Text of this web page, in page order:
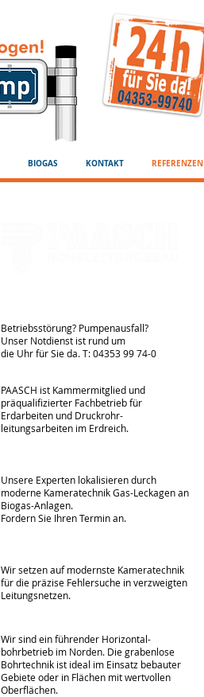
BIOGAS KONTAKT REFERENZEN
Betriebsstörung? Pumpenausfall?
Unser Notdienst ist rund um
die Uhr für Sie da. T: 04353 99 74-0
PAASCH ist Kammermitglied und
präqualifizierter Fachbetrieb für
Erdarbeiten und Druckrohr-
leitungsarbeiten im Erdreich.
Unsere Experten lokalisieren durch
moderne Kameratechnik Gas-Leckagen an
Biogas-Anlagen.
Fordern Sie Ihren Termin an.
Wir setzen auf modernste Kameratechnik
für die präzise Fehlersuche in verzweigten
Leitungsnetzen.
Wir sind ein führender Horizontal-
bohrbetrieb im Norden. Die grabenlose
Bohrtechnik ist ideal im Einsatz bebauter
Gebiete oder in Flächen mit wertvollen
Oberflächen.